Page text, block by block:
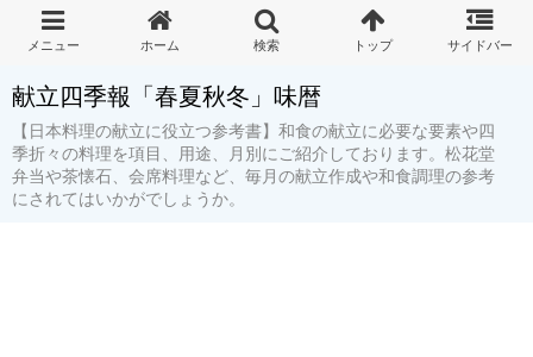
献立四季報「春夏秋冬」味暦
【日本料理の献立に役立つ参考書】和食の献立に必要な要素や四
季折々の料理を項目、用途、月別にご紹介しております。松花堂
弁当や茶懐石、会席料理など、毎月の献立作成や和食調理の参考
にされてはいかがでしょうか。